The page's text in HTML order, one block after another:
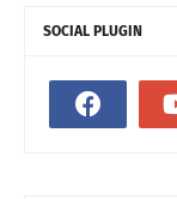
SOCIAL PLUGIN